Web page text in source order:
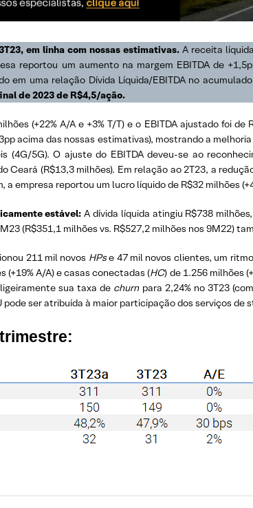
em linha com nossas estimativas.A receita líquida
reportou um aumento na margem EBITDA de
em uma relação Dívida Líquida/EBITDA no
de 2023 de R$4,5/ação.
(+22% A/A e +3% T/T) e o EBITDA ajustado foi
acima das nossas estimativas), mostrando a
(4G/5G). O ajuste do EBITDA deveu-se ao
Ceará (R$13,3 milhões). Em relação ao 2T23, a
empresa reportou um lucro líquido de R$32 milhões
estável:A dívida líquida atingiu R$738
(R$351,1 milhões vs. R$527,2 milhões nos 9M22)
211 mil novos HPse 47 mil novos clientes, um
(+19% A/A) e casas conectadas (HC) de 1.256 milhões
sua taxa de churn para 2,24% no 3T23
pode ser atribuída à maior participação dos serviços de